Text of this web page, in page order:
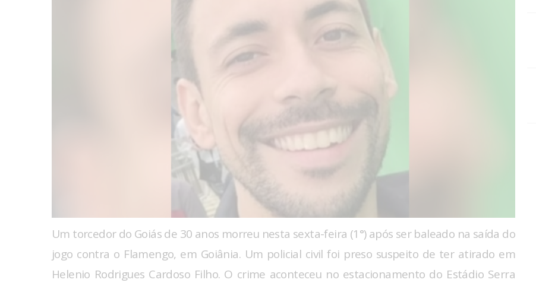
Um torcedor do Goiás de 30 anos morreu nesta sexta-feira (1°) após ser baleado na saída do
jogo contra o Flamengo, em Goiânia. Um policial civil foi preso suspeito de ter atirado em
Helenio Rodrigues Cardoso Filho. O crime aconteceu no estacionamento do Estádio Serra